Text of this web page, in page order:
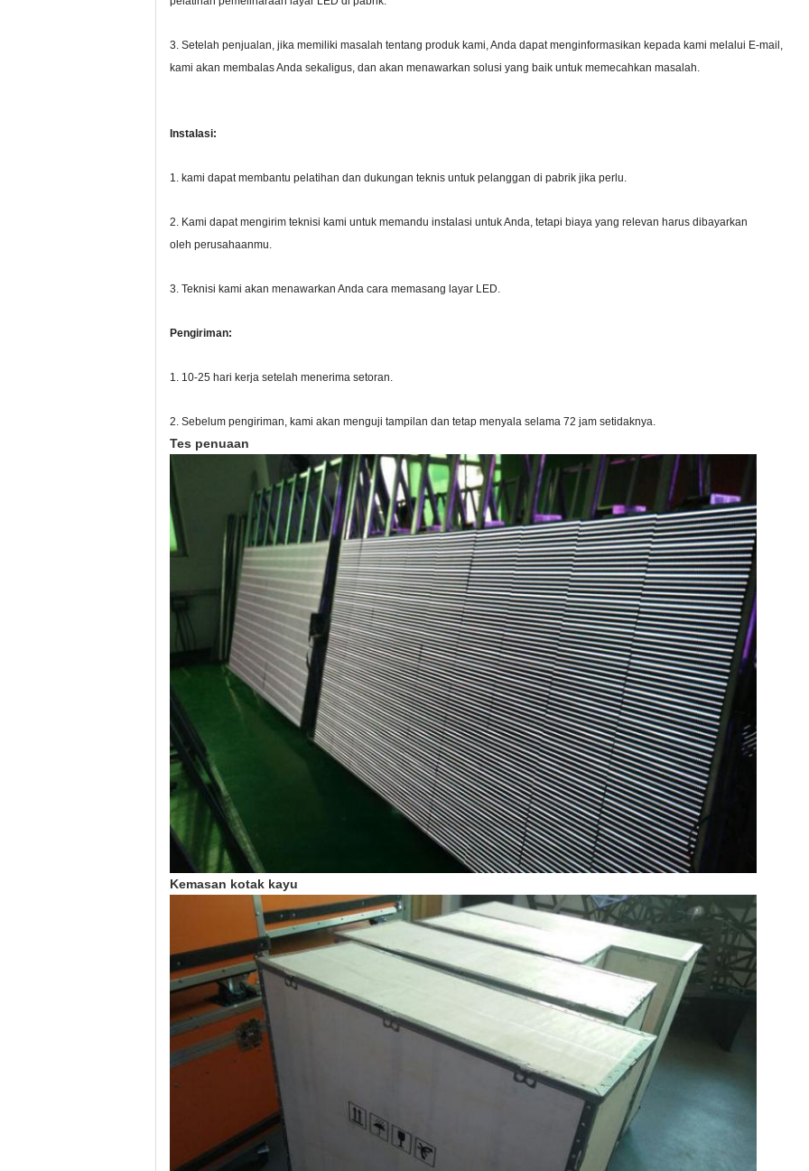
3. Setelah penjualan, jika memiliki masalah tentang produk kami, Anda dapat menginformasikan kepada kami melalui E-mail,
kami akan membalas Anda sekaligus, dan akan menawarkan solusi yang baik untuk memecahkan masalah.
Instalasi:
1. kami dapat membantu pelatihan dan dukungan teknis untuk pelanggan di pabrik jika perlu.
2. Kami dapat mengirim teknisi kami untuk memandu instalasi untuk Anda, tetapi biaya yang relevan harus dibayarkan
oleh perusahaanmu.
3. Teknisi kami akan menawarkan Anda cara memasang layar LED.
Pengiriman:
1. 10-25 hari kerja setelah menerima setoran.
2. Sebelum pengiriman, kami akan menguji tampilan dan tetap menyala selama 72 jam setidaknya.
Tes penuaan
Kemasan kotak kayu